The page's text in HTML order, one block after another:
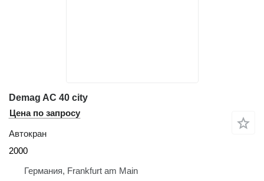
Demag AC 40 city
Цена по запросу
Автокран
2000
Германия, Frankfurt am Main